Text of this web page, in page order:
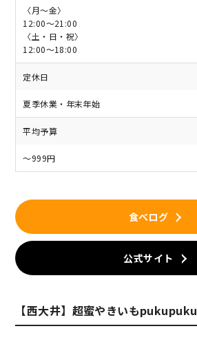
〈月～金〉
12:00～21:00
〈土・日・祝〉
12:00～18:00
定休日
夏季休業・年末年始
平均予算
～999円
食べログ
公式サイト
【西大井】超蜜やきいもpukupuku